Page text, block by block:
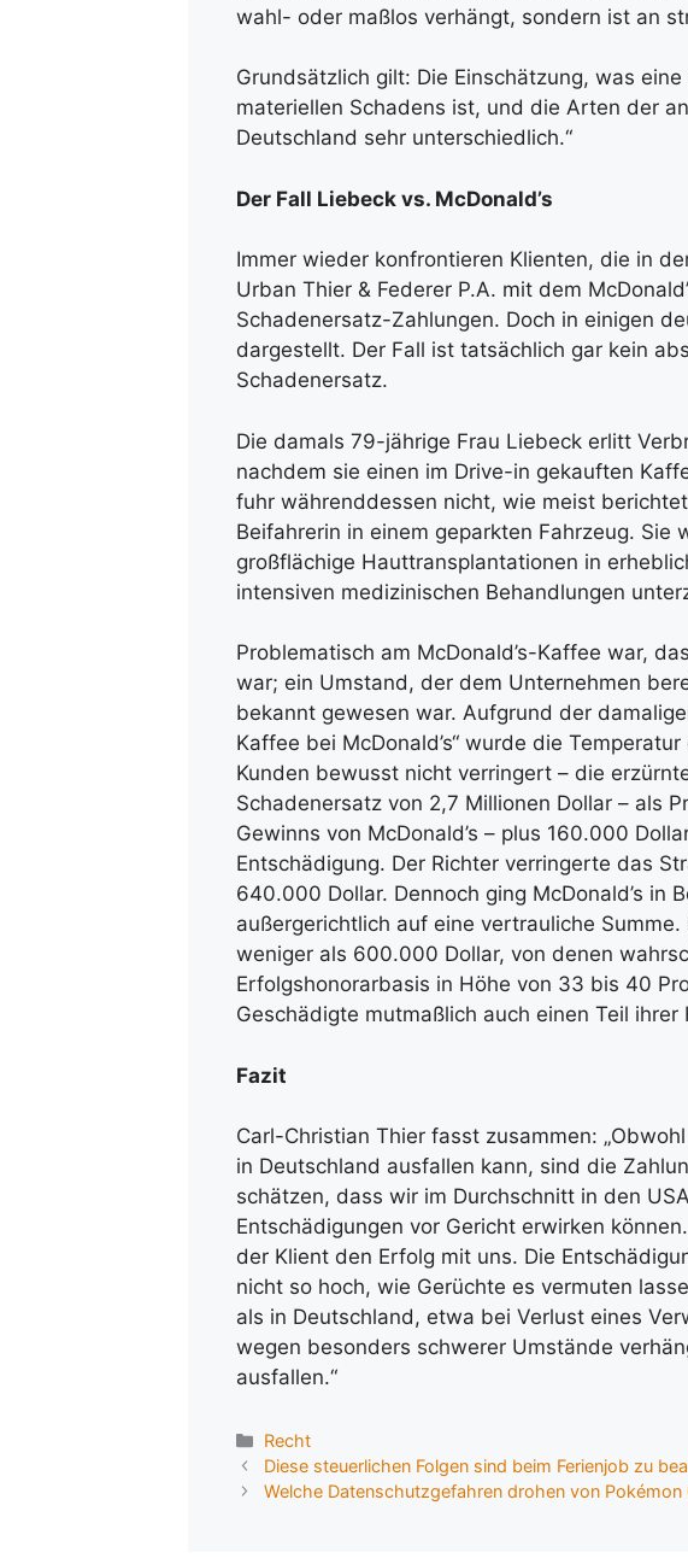
wahl- oder maßlos verhängt, sondern ist an
Grundsätzlich gilt: Die Einschätzung, was
materiellen Schadens ist, und die Arten der
Deutschland sehr unterschiedlich.“
Der Fall Liebeck vs. McDonald’s
Immer wieder konfrontieren Klienten, die in
Urban Thier & Federer P.A. mit dem
Schadenersatz-Zahlungen. Doch in einigen
dargestellt. Der Fall ist tatsächlich gar kein
Schadenersatz.
Die damals 79-jährige Frau Liebeck erlitt
nachdem sie einen im Drive-in gekauften
fuhr währenddessen nicht, wie meist
Beifahrerin in einem geparkten Fahrzeug.
großflächige Hauttransplantationen in
intensiven medizinischen Behandlungen
Problematisch am McDonald’s-Kaffee war,
war; ein Umstand, der dem Unternehmen
bekannt gewesen war. Aufgrund der
Kaffee bei McDonald’s“ wurde die
Kunden bewusst nicht verringert – die
Schadenersatz von 2,7 Millionen Dollar – als
Gewinns von McDonald’s – plus 160.000
Entschädigung. Der Richter verringerte das
640.000 Dollar. Dennoch ging McDonald’s in
außergerichtlich auf eine vertrauliche
weniger als 600.000 Dollar, von denen
Erfolgshonorarbasis in Höhe von 33 bis 40
Geschädigte mutmaßlich auch einen Teil
Fazit
Carl-Christian Thier fasst zusammen:
in Deutschland ausfallen kann, sind die
schätzen, dass wir im Durchschnitt in den
Entschädigungen vor Gericht erwirken
der Klient den Erfolg mit uns. Die
nicht so hoch, wie Gerüchte es vermuten
als in Deutschland, etwa bei Verlust eines
wegen besonders schwerer Umstände
ausfallen.“
Kategorien
Recht
Diese steuerlichen Folgen sind beim Ferienjob zu
Welche Datenschutzgefahren drohen von Pokémon